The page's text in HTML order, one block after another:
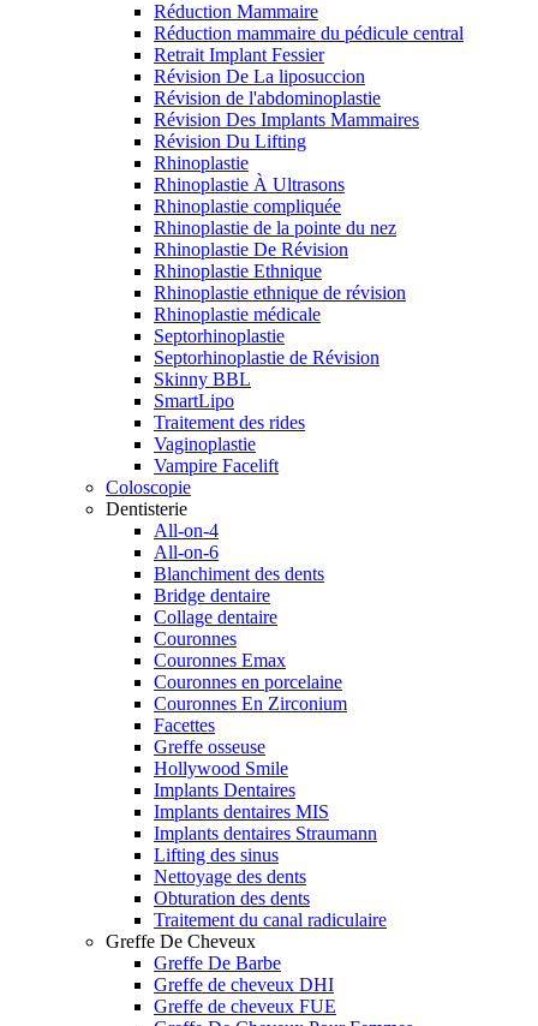
Réduction Mammaire
Réduction mammaire du pédicule central
Retrait Implant Fessier
Révision De La liposuccion
Révision de l'abdominoplastie
Révision Des Implants Mammaires
Révision Du Lifting
Rhinoplastie
Rhinoplastie À Ultrasons
Rhinoplastie compliquée
Rhinoplastie de la pointe du nez
Rhinoplastie De Révision
Rhinoplastie Ethnique
Rhinoplastie ethnique de révision
Rhinoplastie médicale
Septorhinoplastie
Septorhinoplastie de Révision
Skinny BBL
SmartLipo
Traitement des rides
Vaginoplastie
Vampire Facelift
Coloscopie
Dentisterie
All-on-4
All-on-6
Blanchiment des dents
Bridge dentaire
Collage dentaire
Couronnes
Couronnes Emax
Couronnes en porcelaine
Couronnes En Zirconium
Facettes
Greffe osseuse
Hollywood Smile
Implants Dentaires
Implants dentaires MIS
Implants dentaires Straumann
Lifting des sinus
Nettoyage des dents
Obturation des dents
Traitement du canal radiculaire
Greffe De Cheveux
Greffe De Barbe
Greffe de cheveux DHI
Greffe de cheveux FUE